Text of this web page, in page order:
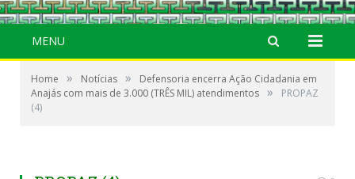
MENU
Home » Notícias »
Defensoria encerra Ação Cidadania em
Anajás com mais de 3.000 (TRÊS MIL) atendimentos »
PROPAZ
(4)